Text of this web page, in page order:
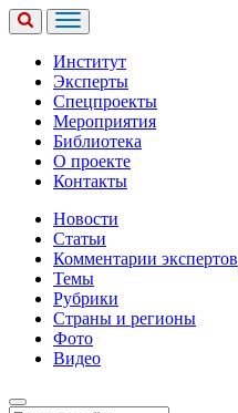
Институт
Эксперты
Спецпроекты
Мероприятия
Библиотека
О проекте
Контакты
Новости
Статьи
Комментарии экспертов
Темы
Рубрики
Страны и регионы
Фото
Видео